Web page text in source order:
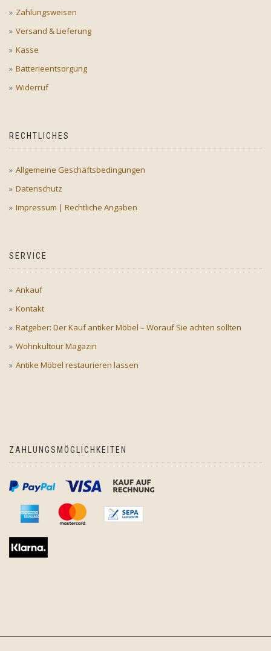
Zahlungsweisen
Versand & Lieferung
Kasse
Batterieentsorgung
Widerruf
RECHTLICHES
Allgemeine Geschäftsbedingungen
Datenschutz
Impressum | Rechtliche Angaben
SERVICE
Ankauf
Kontakt
Ratgeber: Der Kauf antiker Möbel – Worauf Sie achten sollten
Wohnkultour Magazin
Antike Möbel restaurieren lassen
ZAHLUNGSMÖGLICHKEITEN